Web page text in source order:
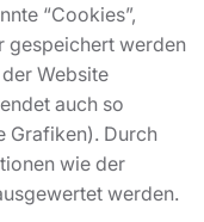
“Cookies”,
gespeichert werden
Website
auch so
Grafiken). Durch
wie der
werden.